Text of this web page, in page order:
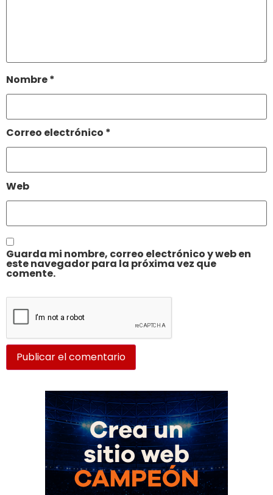
Nombre*
Correo electrónico *
Web
Guarda mi nombre, correo electrónico y web en
este navegador para la próxima vez que
comente.